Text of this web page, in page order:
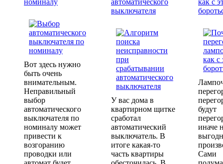
Вот здесь нужно
быть очень
внимательным.
Неправильный
выбор
автоматического
выключателя по
номиналу может
привести к
возгоранию
проводки или
выключателя
У вас дома в
квартирном щитке
сработал
автоматический
выключатель. В
итоге какая-то
часть квартиры
будут
иначе
Сами